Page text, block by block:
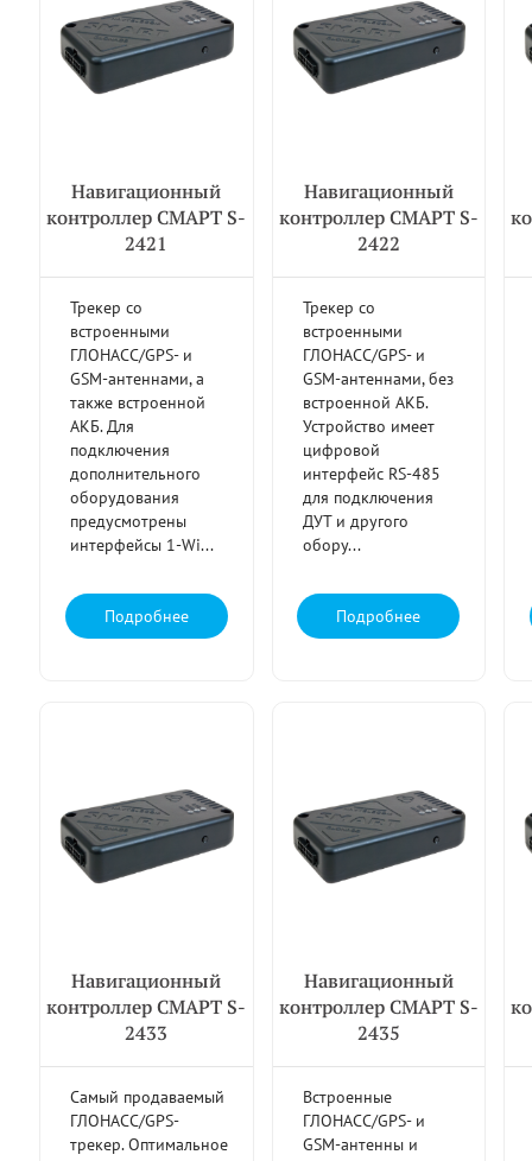
Навигационный
контроллер СМАРТ S-
2421
Трекер со
встроенными
ГЛОНАСС/GPS- и
GSM-антеннами, а
также встроенной
АКБ. Для
подключения
дополнительного
оборудования
предусмотрены
интерфейсы 1-Wi...
Подробнее
Навигационный
контроллер СМАРТ S-
2422
Трекер со
встроенными
ГЛОНАСС/GPS- и
GSM-антеннами, без
встроенной АКБ.
Устройство имеет
цифровой
интерфейс RS-485
для подключения
ДУТ и другого
обору...
Подробнее
Навигационный
контроллер СМАРТ S-
2433
Самый продаваемый
ГЛОНАСС/GPS-
трекер. Оптимальное
Навигационный
контроллер СМАРТ S-
2435
Встроенные
ГЛОНАСС/GPS- и
GSM-антенны и